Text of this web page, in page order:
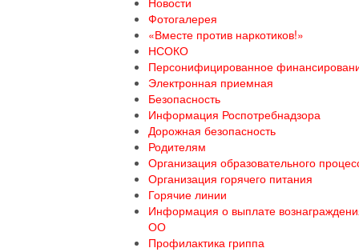
Фотогалерея
«Вместе против наркотиков!»
НСОКО
Персонифицированное
Электронная приемная
Безопасность
Информация Роспотребнадзора
Дорожная безопасность
Родителям
Организация образовательного
Организация горячего питания
Горячие линии
Информация о выплате
ОО
Профилактика гриппа